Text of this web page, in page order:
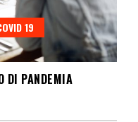
19
DI PANDEMIA